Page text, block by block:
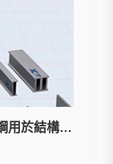
254SMO 與 UNS S31254 超級不鏽鋼用於結構樑柱